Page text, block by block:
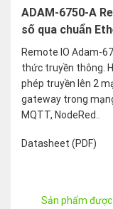
ADAM-6750-A
số qua chuẩn
Remote IO Adam-
thức truyền thông.
phép truyền lên 2
gateway trong
MQTT, NodeRed..
Datasheet (PDF)
Sản phẩm